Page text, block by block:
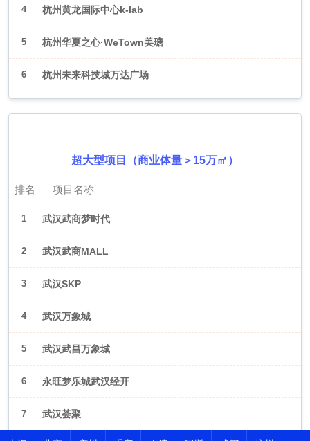
4 杭州黄龙国际中心k-lab
5 杭州华夏之心·WeTown美瑭
6 杭州未来科技城万达广场
超大型项目（商业体量＞15万㎡）
排名 项目名称
1 武汉武商梦时代
2 武汉武商MALL
3 武汉SKP
4 武汉万象城
5 武汉武昌万象城
6 永旺梦乐城武汉经开
7 武汉荟聚